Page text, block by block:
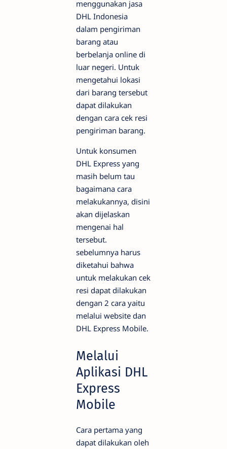
menggunakan jasa
DHL Indonesia
dalam pengiriman
barang atau
berbelanja online di
luar negeri. Untuk
mengetahui lokasi
dari barang tersebut
dapat dilakukan
dengan cara cek resi
pengiriman barang.
Untuk konsumen
DHL Express yang
masih belum tau
bagaimana cara
melakukannya, disini
akan dijelaskan
mengenai hal
tersebut.
sebelumnya harus
diketahui bahwa
untuk melakukan cek
resi dapat dilakukan
dengan 2 cara yaitu
melalui website dan
DHL Express Mobile.
Melalui
Aplikasi DHL
Express
Mobile
Cara pertama yang
dapat dilakukan oleh